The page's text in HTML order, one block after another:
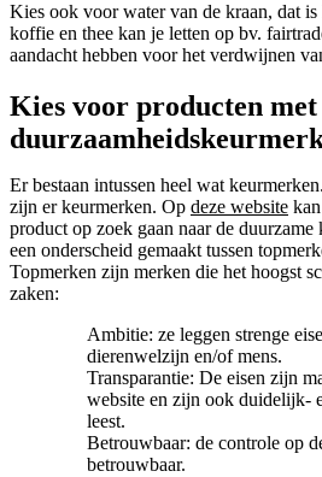
Kies ook voor water van de kraan, dat
koffie en thee kan je letten op bv.
aandacht hebben voor het verdwijnen
Kies voor producten met
Er bestaan intussen heel wat
zijn er keurmerken. Op deze website
product op zoek gaan naar de
een onderscheid gemaakt tussen
Topmerken zijn merken die het hoogst
zaken:
Ambitie: ze leggen strenge
dierenwelzijn en/of mens.
Transparantie: De eisen zijn
website en zijn ook duidelijk-
leest.
Betrouwbaar: de controle op
betrouwbaar.